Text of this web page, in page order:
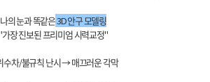
나의 눈과 똑같은3D 안구 모델링
장 진보된 프리미엄 시력교정"
수차/불규칙 난시 → 매끄러운 각막